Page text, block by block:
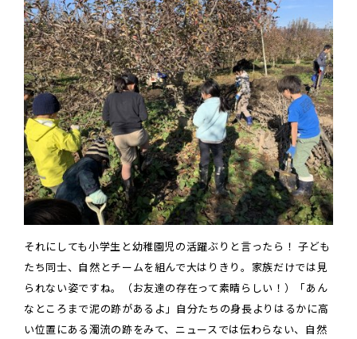
それにしても小学生と幼稚園児の活躍ぶりと言ったら！ 子ども
たち同士、自然とチームを組んで大はりきり。家族だけでは見
られない姿ですね。（お友達の存在って素晴らしい！）「あん
なところまで泥の跡があるよ」自分たちの身長よりはるかに高
い位置にある濁流の跡をみて、ニュースでは伝わらない、自然